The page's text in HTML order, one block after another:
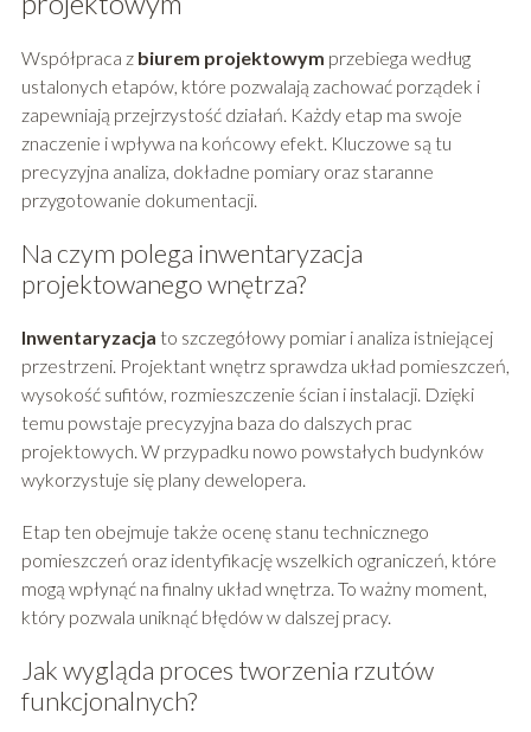
Współpraca z biurem projektowym przebiega według
ustalonych etapów, które pozwalają zachować porządek i
zapewniają przejrzystość działań. Każdy etap ma swoje
znaczenie i wpływa na końcowy efekt. Kluczowe są tu
precyzyjna analiza, dokładne pomiary oraz staranne
przygotowanie dokumentacji.
Na czym polega inwentaryzacja
projektowanego wnętrza?
Inwentaryzacja to szczegółowy pomiar i analiza istniejącej
przestrzeni. Projektant wnętrz sprawdza układ pomieszczeń,
wysokość sufitów, rozmieszczenie ścian i instalacji. Dzięki
temu powstaje precyzyjna baza do dalszych prac
projektowych. W przypadku nowo powstałych budynków
wykorzystuje się plany dewelopera.
Etap ten obejmuje także ocenę stanu technicznego
pomieszczeń oraz identyfikację wszelkich ograniczeń, które
mogą wpłynąć na finalny układ wnętrza. To ważny moment,
który pozwala uniknąć błędów w dalszej pracy.
Jak wygląda proces tworzenia rzutów
funkcjonalnych?